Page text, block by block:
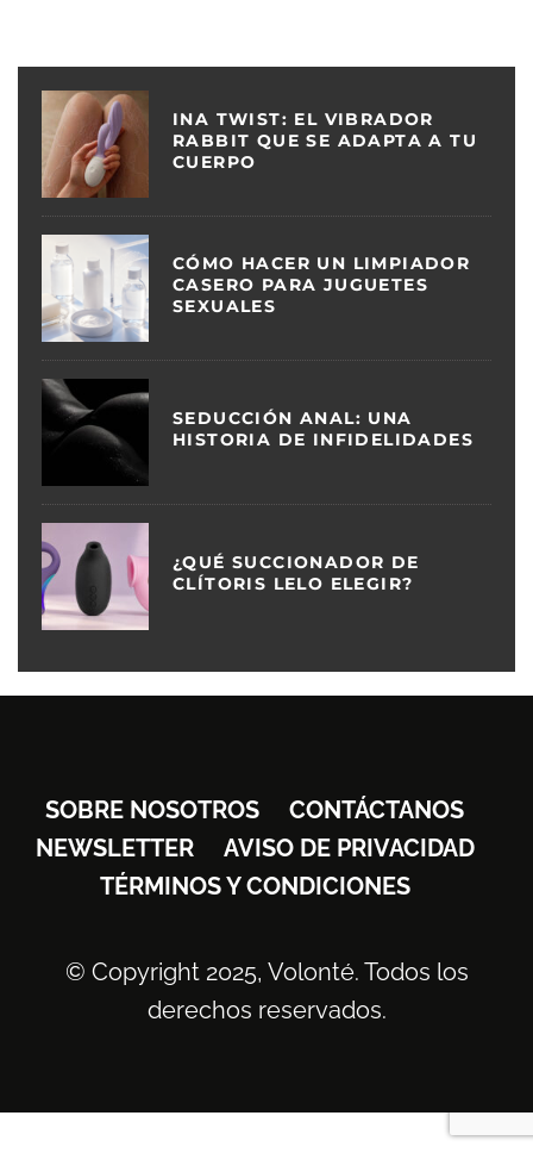
INA TWIST: EL VIBRADOR
RABBIT QUE SE ADAPTA A TU
CUERPO
CÓMO HACER UN LIMPIADOR
CASERO PARA JUGUETES
SEXUALES
SEDUCCIÓN ANAL: UNA
HISTORIA DE INFIDELIDADES
¿QUÉ SUCCIONADOR DE
CLÍTORIS LELO ELEGIR?
SOBRE NOSOTROS
CONTÁCTANOS
NEWSLETTER
AVISO DE PRIVACIDAD
TÉRMINOS Y CONDICIONES
© Copyright 2025, Volonté. Todos los
derechos reservados.